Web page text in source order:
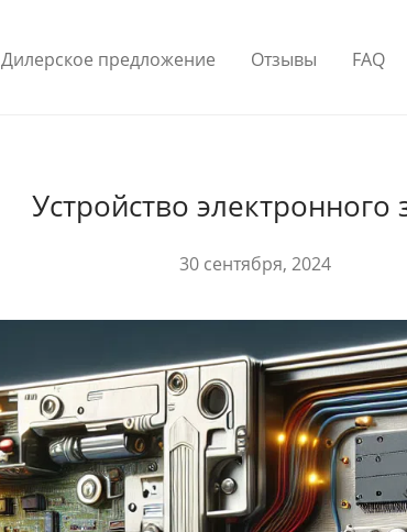
Дилерское предложение Отзывы FAQ
Устройство электронного
30 сентября, 2024